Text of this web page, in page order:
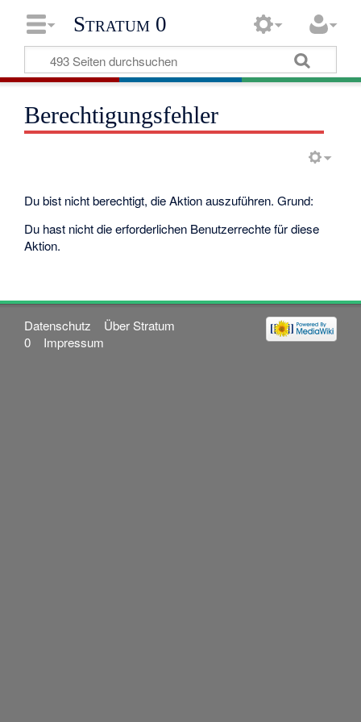
Stratum 0
Berechtigungsfehler
Du bist nicht berechtigt, die Aktion auszuführen. Grund:
Du hast nicht die erforderlichen Benutzerrechte für diese
Aktion.
Datenschutz
Über Stratum
0
Impressum